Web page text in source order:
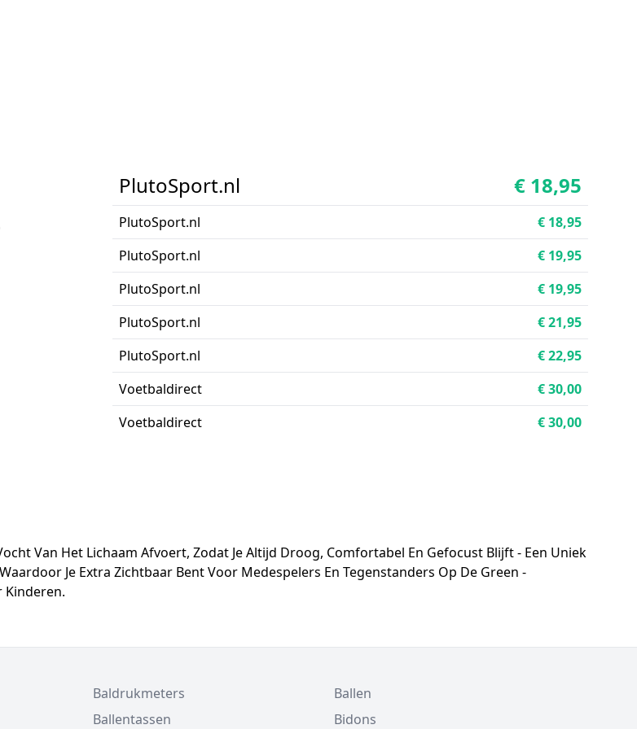
PlutoSport.nl € 18,95
PlutoSport.nl
€ 18,95
PlutoSport.nl
€ 19,95
PlutoSport.nl
€ 19,95
PlutoSport.nl
€ 21,95
PlutoSport.nl
€ 22,95
Voetbaldirect
€ 30,00
Voetbaldirect
€ 30,00
Van Het Lichaam Afvoert, Zodat Je Altijd Droog, Comfortabel En Gefocust Blijft - Een Uniek
Je Extra Zichtbaar Bent Voor Medespelers En Tegenstanders Op De Green -
Kinderen.
Baldrukmeters
Ballen
Ballentassen Bidons